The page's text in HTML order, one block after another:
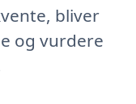
bliver
og vurdere